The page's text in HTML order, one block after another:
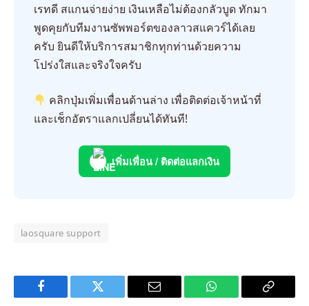
เรทดี สแกนจ่ายง่าย เงินเหลือไม่ต้องกลัวบูด ทักมา
พูดคุยกับทีมงานซัพพอร์ตของลาวสแควร์ได้เลย
ครับ ยินดีให้บริการสมาชิกทุกท่านด้วยความ
โปร่งใสและจริงใจครับ
คลิกปุ่มเพิ่มเพื่อนด้านล่าง เพื่อติดต่อเจ้าหน้าที่
และเช็กอัตราแลกเปลี่ยนได้ทันที!
เพิ่มเพื่อน / ติดต่อแลกเงิน
laosquare support
Facebook Twitter Email WhatsApp Copy